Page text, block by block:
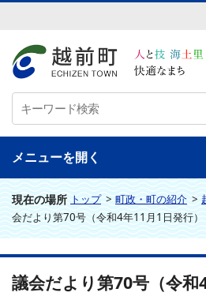
メニュー
現在の場所 トップ>町政・町の紹介>
会だより第70号（令和4年11月1日発行）
議会だより第70号（令和